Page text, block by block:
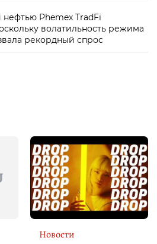
Phemex TradFi
волатильность режима
рекордный спрос
Новости